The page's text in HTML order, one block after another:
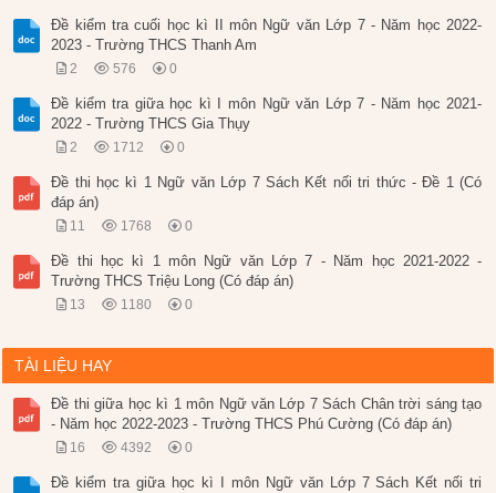
Đề kiểm tra cuối học kì II môn Ngữ văn Lớp 7 - Năm học 2022-
2023 - Trường THCS Thanh Am
2 576 0
Đề kiểm tra giữa học kì I môn Ngữ văn Lớp 7 - Năm học 2021-
2022 - Trường THCS Gia Thụy
2 1712 0
Đề thi học kì 1 Ngữ văn Lớp 7 Sách Kết nối tri thức - Đề 1 (Có
đáp án)
11 1768 0
Đề thi học kì 1 môn Ngữ văn Lớp 7 - Năm học 2021-2022 -
Trường THCS Triệu Long (Có đáp án)
13 1180 0
TÀI LIỆU HAY
Đề thi giữa học kì 1 môn Ngữ văn Lớp 7 Sách Chân trời sáng tạo
- Năm học 2022-2023 - Trường THCS Phú Cường (Có đáp án)
16 4392 0
Đề kiểm tra giữa học kì I môn Ngữ văn Lớp 7 Sách Kết nối tri